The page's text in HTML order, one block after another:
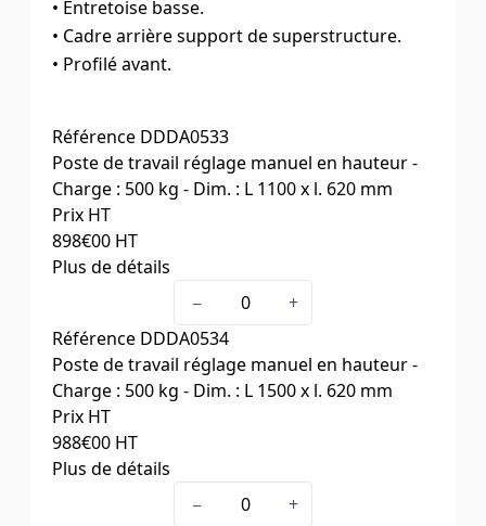
• Entretoise basse.
• Cadre arrière support de superstructure.
• Profilé avant.
Référence DDDA0533
Poste de travail réglage manuel en hauteur -
Charge : 500 kg - Dim. : L 1100 x l. 620 mm
Prix HT
898€00 HT
Plus de détails
1100 x 620
−
+
Référence DDDA0534
Poste de travail réglage manuel en hauteur -
Charge : 500 kg - Dim. : L 1500 x l. 620 mm
Prix HT
988€00 HT
Plus de détails
1500 x 620
−
+